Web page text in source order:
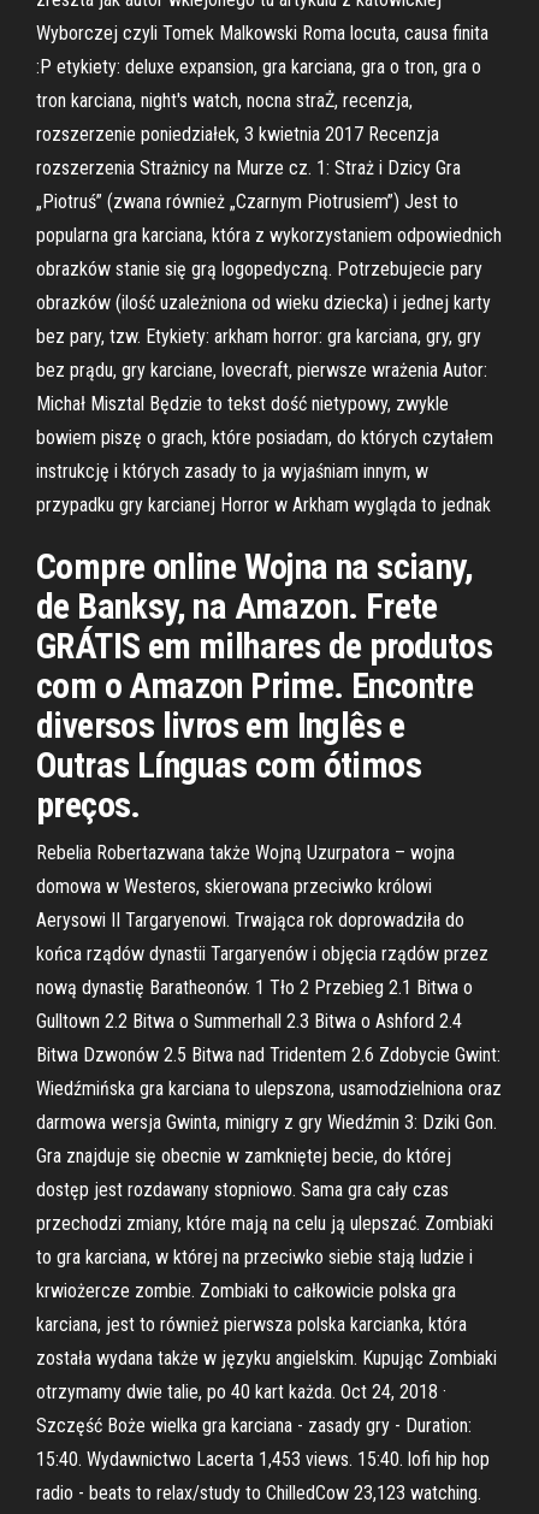
Wyborczej czyli Tomek Malkowski Roma locuta, causa finita
:P etykiety: deluxe expansion, gra karciana, gra o tron, gra o
tron karciana, night's watch, nocna straŻ, recenzja,
rozszerzenie poniedziałek, 3 kwietnia 2017 Recenzja
rozszerzenia Strażnicy na Murze cz. 1: Straż i Dzicy Gra
„Piotruś” (zwana również „Czarnym Piotrusiem”) Jest to
popularna gra karciana, która z wykorzystaniem odpowiednich
obrazków stanie się grą logopedyczną. Potrzebujecie pary
obrazków (ilość uzależniona od wieku dziecka) i jednej karty
bez pary, tzw. Etykiety: arkham horror: gra karciana, gry, gry
bez prądu, gry karciane, lovecraft, pierwsze wrażenia Autor:
Michał Misztal Będzie to tekst dość nietypowy, zwykle
bowiem piszę o grach, które posiadam, do których czytałem
instrukcję i których zasady to ja wyjaśniam innym, w
przypadku gry karcianej Horror w Arkham wygląda to jednak
Compre online Wojna na sciany,
de Banksy, na Amazon. Frete
GRÁTIS em milhares de produtos
com o Amazon Prime. Encontre
diversos livros em Inglês e
Outras Línguas com ótimos
preços.
Rebelia Robertazwana także Wojną Uzurpatora – wojna
domowa w Westeros, skierowana przeciwko królowi
Aerysowi II Targaryenowi. Trwająca rok doprowadziła do
końca rządów dynastii Targaryenów i objęcia rządów przez
nową dynastię Baratheonów. 1 Tło 2 Przebieg 2.1 Bitwa o
Gulltown 2.2 Bitwa o Summerhall 2.3 Bitwa o Ashford 2.4
Bitwa Dzwonów 2.5 Bitwa nad Tridentem 2.6 Zdobycie Gwint:
Wiedźmińska gra karciana to ulepszona, usamodzielniona oraz
darmowa wersja Gwinta, minigry z gry Wiedźmin 3: Dziki Gon.
Gra znajduje się obecnie w zamkniętej becie, do której
dostęp jest rozdawany stopniowo. Sama gra cały czas
przechodzi zmiany, które mają na celu ją ulepszać. Zombiaki
to gra karciana, w której na przeciwko siebie stają ludzie i
krwiożercze zombie. Zombiaki to całkowicie polska gra
karciana, jest to również pierwsza polska karcianka, która
została wydana także w języku angielskim. Kupując Zombiaki
otrzymamy dwie talie, po 40 kart każda. Oct 24, 2018 ·
Szczęść Boże wielka gra karciana - zasady gry - Duration:
15:40. Wydawnictwo Lacerta 1,453 views. 15:40. lofi hip hop
radio - beats to relax/study to ChilledCow 23,123 watching.